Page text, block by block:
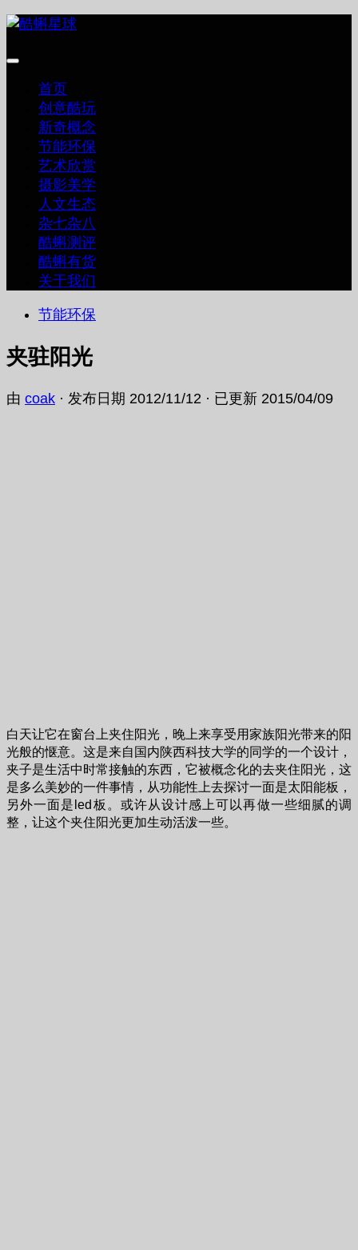
跳
内
首页
创意酷玩
新奇概念
节能环保
艺术欣赏
摄影美学
人文生态
杂七杂八
酷蝌测评
酷蝌有货
关于我们
节能环保
夹驻阳光
由 coak · 发布日期 2012/11/12 · 已更新 2015/04/09
白天让它在窗台上夹住阳光，晚上来享受用家族阳光带来的阳
光般的惬意。这是来自国内陕西科技大学的同学的一个设计，
夹子是生活中时常接触的东西，它被概念化的去夹住阳光，这
是多么美妙的一件事情，从功能性上去探讨一面是太阳能板，
另外一面是led板。或许从设计感上可以再做一些细腻的调
整，让这个夹住阳光更加生动活泼一些。